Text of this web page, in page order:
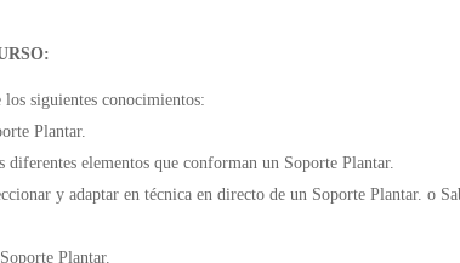
siguientes conocimientos:
Plantar.
diferentes elementos que conforman un Soporte Plantar.
y adaptar en técnica en directo de un Soporte Plantar.o
Plantar.